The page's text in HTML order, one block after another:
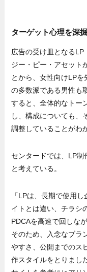
ターゲット心理を深
広告の受け皿となるLP
ジー・ピー・アセット
とから、女性向けLP
の多数派である男性も
すると、全体的なトー
し、構成についても、
調整していることがわ
センタードでは、LP制
と考えている。
「LPは、長期で使用
イトとは違い、チラシ
PDCAを高速で回しな
そのため、入念なブラ
やすさ、公開までのス
作スタイルをとりまし